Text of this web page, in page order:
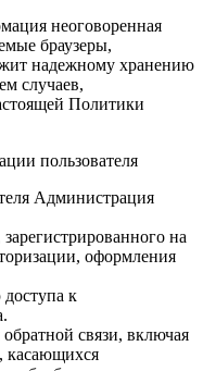
неоговоренная
браузеры,
надежному хранению
случаев,
Политики
пользователя
Администрация
на
оформления
к
связи, включая
касающихся